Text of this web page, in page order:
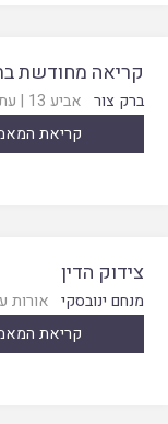
קריאה מחודשת
ברק צור אביע 13 |
קריאת
צידוק הדין
מנחם ינובסקי אורות
קריאת